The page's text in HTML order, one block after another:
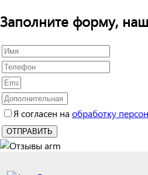
Заполните форму,
Я согласен на обработку